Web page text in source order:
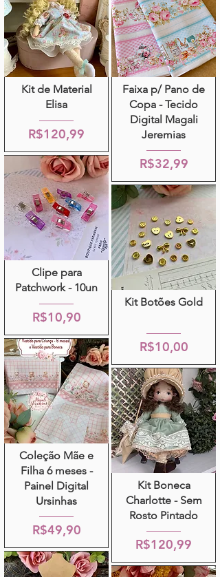
Kit de Material
Elisa
R$120,99
Clipe para
Patchwork - 10un
R$10,90
Coleção Mãe e
Filha 6 meses -
Painel Digital
Ursinhas
R$49,90
Faixa p/ Pano de
Copa - Tecido
Digital Magali
Jeremias
R$32,99
Kit Botões Gold
R$10,00
Kit Boneca
Charlotte - Sem
Rosto Pintado
R$120,99